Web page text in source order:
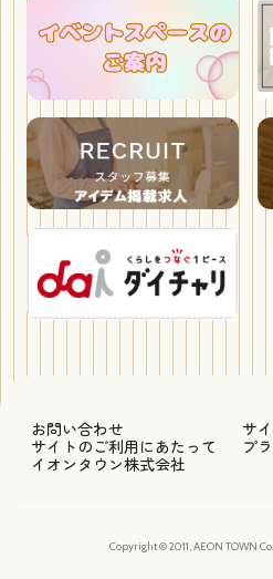
お問い合わせ
サ
サイトのご利用にあたって
プ
イオンタウン株式会社
Copyright © 2011, AEON TOWN